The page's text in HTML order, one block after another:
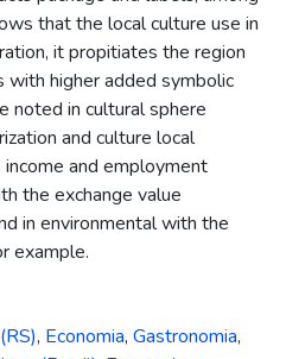
that the local culture use in
it propitiates the region
with higher added symbolic
noted in cultural sphere
and culture local
and employment
the exchange value
in environmental with the
example.
, Economia, Gastronomia,